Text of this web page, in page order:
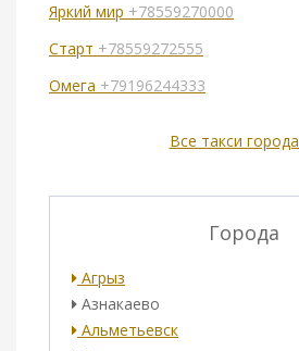
Яркий мир +78559270000
Старт +78559272555
Омега +79196244333
Все такси города
Города
Агрыз
Азнакаево
Альметьевск